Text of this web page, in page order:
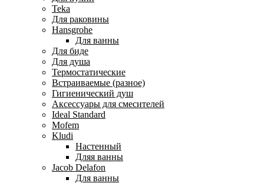
Teka
Для раковины
Hansgrohe
Для ванны
Для биде
Для душа
Термостатические
Встраиваемые (разное)
Гигиенический душ
Аксессуары для смесителей
Ideal Standard
Mofem
Kludi
Настенный
Дляя ванны
Jacob Delafon
Для ванны